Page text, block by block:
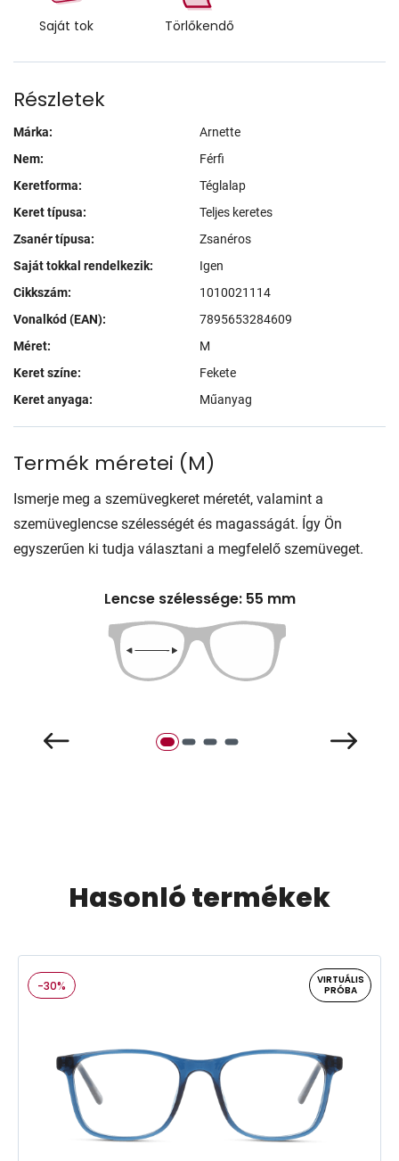
Saját tok Törlőkendő
Részletek
Márka:
Arnette
Nem:
Férfi
Keretforma:
Téglalap
Keret típusa:
Teljes keretes
Zsanér típusa:
Zsanéros
Saját tokkal rendelkezik:
Igen
Cikkszám:
1010021114
Vonalkód (EAN):
7895653284609
Méret:
M
Keret színe:
Fekete
Keret anyaga:
Műanyag
Termék méretei (M)
Ismerje meg a szemüvegkeret méretét, valamint a
szemüveglencse szélességét és magasságát. Így Ön
egyszerűen ki tudja választani a megfelelő szemüveget.
Lencse szélessége: 55 mm
Hasonló termékek
-30%
VIRTUÁLIS
PRÓBA